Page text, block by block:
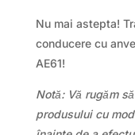
Nu mai astepta!
conducere cu
AE61!
Notă: Vă rugăm
produsului cu